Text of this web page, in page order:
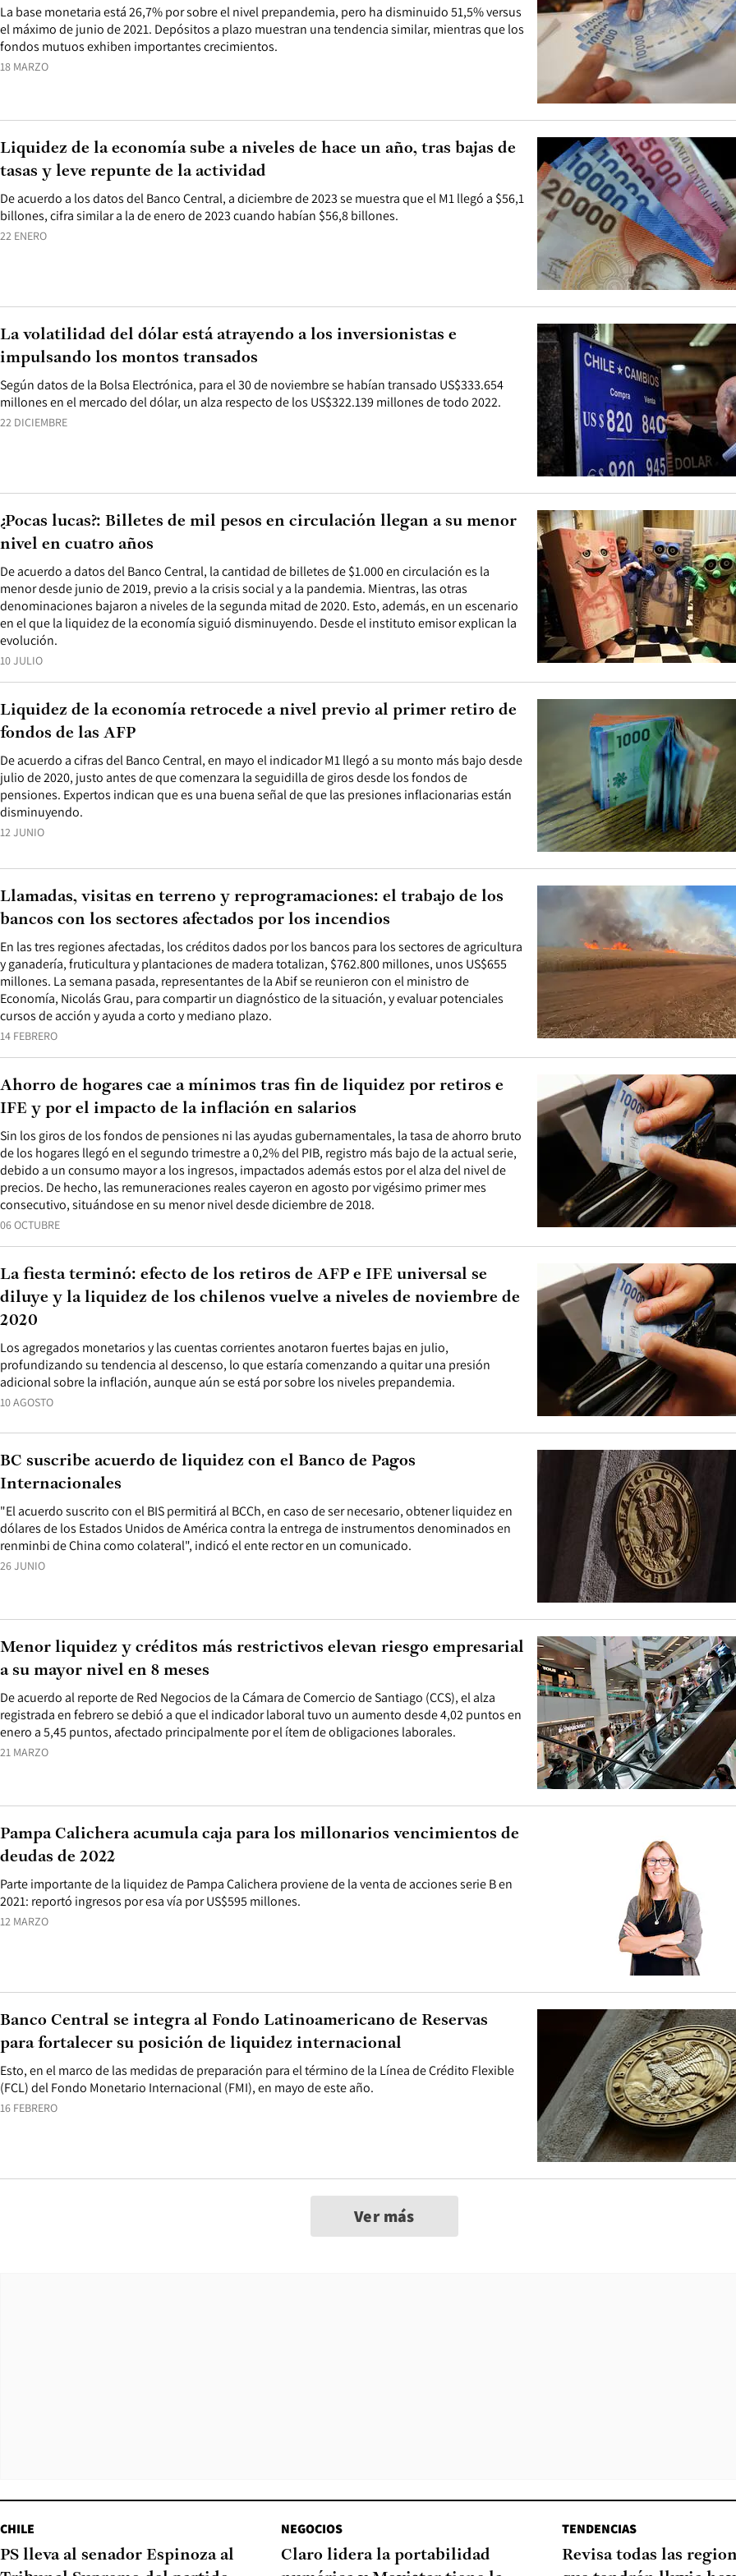
18 MARZO
La base monetaria está 26,7% por sobre el nivel prepandemia, pero ha disminuido 51,5% versus
el máximo de junio de 2021. Depósitos a plazo muestran una tendencia similar, mientras que los
fondos mutuos exhiben importantes crecimientos.
22 ENERO
De acuerdo a los datos del Banco Central, a diciembre de 2023 se muestra que el M1 llegó a $56,1
billones, cifra similar a la de enero de 2023 cuando habían $56,8 billones.
Liquidez de la economía sube a niveles de hace un año, tras bajas de
tasas y leve repunte de la actividad
22 DICIEMBRE
Según datos de la Bolsa Electrónica, para el 30 de noviembre se habían transado US$333.654
millones en el mercado del dólar, un alza respecto de los US$322.139 millones de todo 2022.
La volatilidad del dólar está atrayendo a los inversionistas e
impulsando los montos transados
10 JULIO
De acuerdo a datos del Banco Central, la cantidad de billetes de $1.000 en circulación es la
menor desde junio de 2019, previo a la crisis social y a la pandemia. Mientras, las otras
denominaciones bajaron a niveles de la segunda mitad de 2020. Esto, además, en un escenario
en el que la liquidez de la economía siguió disminuyendo. Desde el instituto emisor explican la
evolución.
¿Pocas lucas?: Billetes de mil pesos en circulación llegan a su menor
nivel en cuatro años
12 JUNIO
De acuerdo a cifras del Banco Central, en mayo el indicador M1 llegó a su monto más bajo desde
julio de 2020, justo antes de que comenzara la seguidilla de giros desde los fondos de
pensiones. Expertos indican que es una buena señal de que las presiones inflacionarias están
disminuyendo.
Liquidez de la economía retrocede a nivel previo al primer retiro de
fondos de las AFP
14 FEBRERO
En las tres regiones afectadas, los créditos dados por los bancos para los sectores de agricultura
y ganadería, fruticultura y plantaciones de madera totalizan, $762.800 millones, unos US$655
millones. La semana pasada, representantes de la Abif se reunieron con el ministro de
Economía, Nicolás Grau, para compartir un diagnóstico de la situación, y evaluar potenciales
cursos de acción y ayuda a corto y mediano plazo.
Llamadas, visitas en terreno y reprogramaciones: el trabajo de los
bancos con los sectores afectados por los incendios
06 OCTUBRE
Sin los giros de los fondos de pensiones ni las ayudas gubernamentales, la tasa de ahorro bruto
de los hogares llegó en el segundo trimestre a 0,2% del PIB, registro más bajo de la actual serie,
debido a un consumo mayor a los ingresos, impactados además estos por el alza del nivel de
precios. De hecho, las remuneraciones reales cayeron en agosto por vigésimo primer mes
consecutivo, situándose en su menor nivel desde diciembre de 2018.
Ahorro de hogares cae a mínimos tras fin de liquidez por retiros e
IFE y por el impacto de la inflación en salarios
10 AGOSTO
Los agregados monetarios y las cuentas corrientes anotaron fuertes bajas en julio,
profundizando su tendencia al descenso, lo que estaría comenzando a quitar una presión
adicional sobre la inflación, aunque aún se está por sobre los niveles prepandemia.
La fiesta terminó: efecto de los retiros de AFP e IFE universal se
diluye y la liquidez de los chilenos vuelve a niveles de noviembre de
2020
26 JUNIO
"El acuerdo suscrito con el BIS permitirá al BCCh, en caso de ser necesario, obtener liquidez en
dólares de los Estados Unidos de América contra la entrega de instrumentos denominados en
renminbi de China como colateral", indicó el ente rector en un comunicado.
BC suscribe acuerdo de liquidez con el Banco de Pagos
Internacionales
21 MARZO
De acuerdo al reporte de Red Negocios de la Cámara de Comercio de Santiago (CCS), el alza
registrada en febrero se debió a que el indicador laboral tuvo un aumento desde 4,02 puntos en
enero a 5,45 puntos, afectado principalmente por el ítem de obligaciones laborales.
Menor liquidez y créditos más restrictivos elevan riesgo empresarial
a su mayor nivel en 8 meses
12 MARZO
Parte importante de la liquidez de Pampa Calichera proviene de la venta de acciones serie B en
2021: reportó ingresos por esa vía por US$595 millones.
Pampa Calichera acumula caja para los millonarios vencimientos de
deudas de 2022
16 FEBRERO
Esto, en el marco de las medidas de preparación para el término de la Línea de Crédito Flexible
(FCL) del Fondo Monetario Internacional (FMI), en mayo de este año.
Banco Central se integra al Fondo Latinoamericano de Reservas
para fortalecer su posición de liquidez internacional
Ver más
CHILE
PS lleva al senador Espinoza al
NEGOCIOS
Claro lidera la portabilidad
TENDENCIAS
Revisa todas las